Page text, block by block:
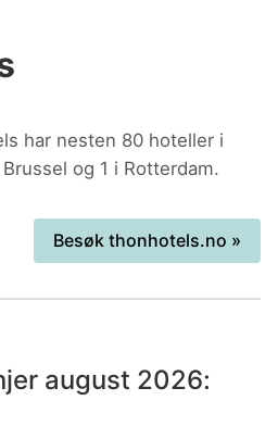
kan du oppgi
har nesten 80 hoteller i
og 1 i Rotterdam.
Besøk thonhotels.no »
august 2026: